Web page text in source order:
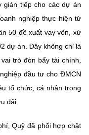
gián tiếp cho các dự án
nghiệp thực hiện từ
50 đề xuất vay vốn, xử
dự án. Đây không chỉ là
trò đòn bẩy tài chính,
đầu tư cho ĐMCN
tổ chức, cá nhân trong
đãi.
Quỹ đã phối hợp chặt